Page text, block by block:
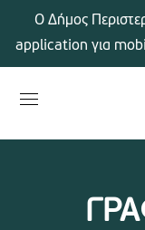
Ο Δήμος
application για